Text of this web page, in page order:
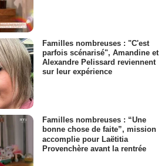
Familles nombreuses : "C'est
parfois scénarisé", Amandine et
Alexandre Pelissard reviennent
sur leur expérience
Familles nombreuses : “Une
bonne chose de faite”, mission
accomplie pour Laëtitia
Provenchère avant la rentrée